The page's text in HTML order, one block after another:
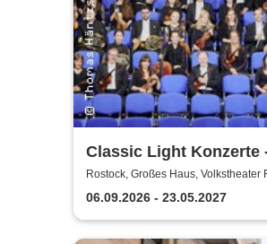
Classic Light Konzerte
Volkstheater Rostock
Rostock, Großes Haus, Volkstheater
06.09.2026 - 23.05.2027